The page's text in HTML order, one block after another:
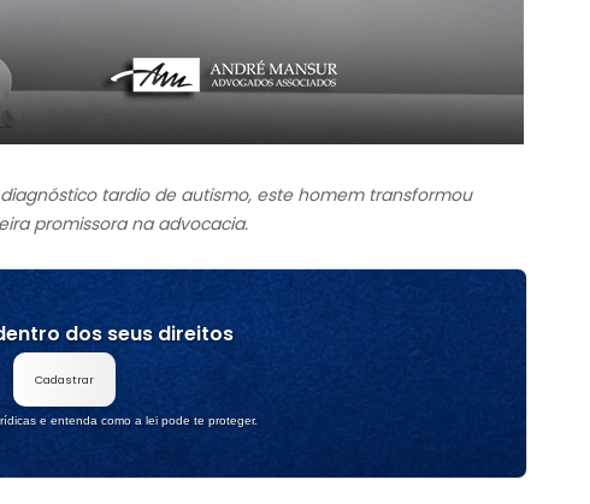
tardio de autismo, este homem transformou
promissora na advocacia.
dos seus direitos
Cadastrar
e entenda como a lei pode te proteger.